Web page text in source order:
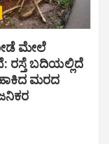
ಮೇಲೆ
ರಸ್ತೆ ಬದಿಯಲ್ಲಿದೆ
ಮರದ